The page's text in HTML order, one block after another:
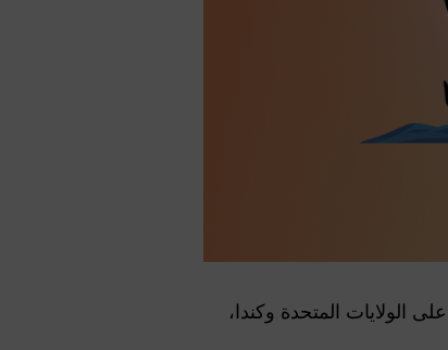
الولايات المتحدة وكندا،